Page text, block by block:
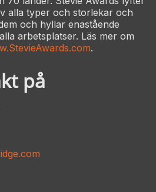
alla typer och storlekar och
och hyllar enastående
arbetsplatser. Läs mer om
.
på